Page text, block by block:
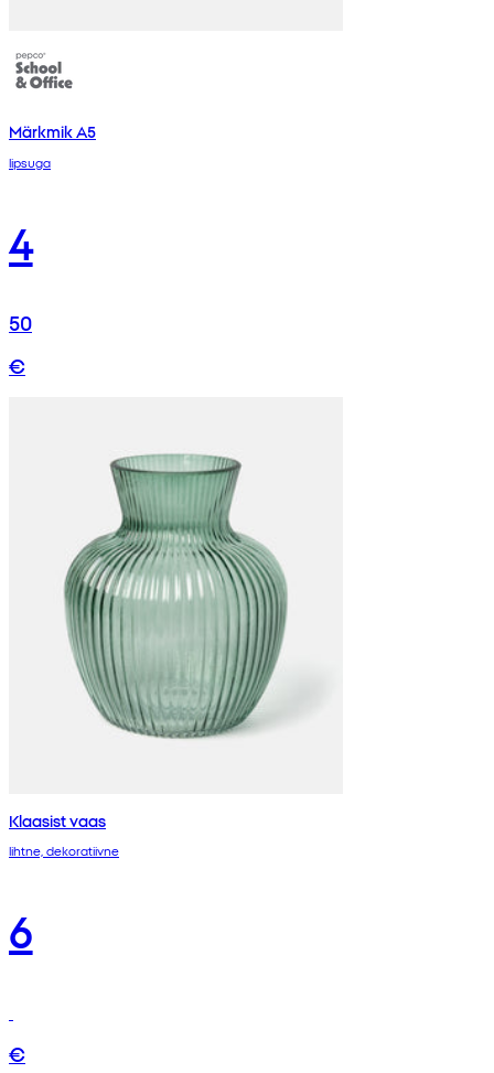
Märkmik A5
lipsuga
4
50
€
Klaasist vaas
lihtne, dekoratiivne
6
€